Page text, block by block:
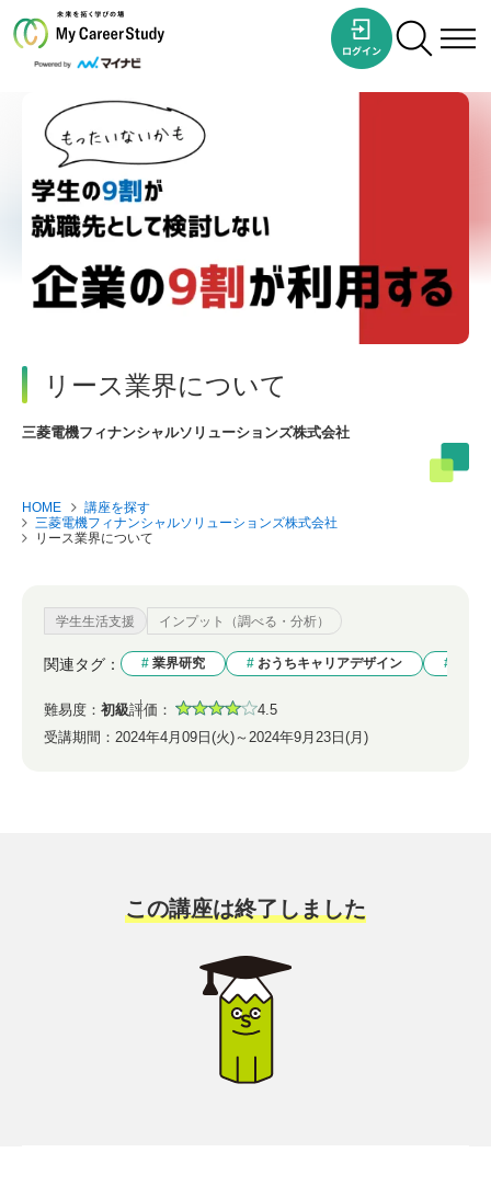
リース業界について
三菱電機フィナンシャルソリューションズ株式会社
HOME
講座を探す
三菱電機フィナンシャルソリューションズ株式会社
リース業界について
学生生活支援 インプット（調べる・分析）
関連タグ： 業界研究 おうちキャリアデザイン
難易度： 初級評価：
4.5
受講期間： 2024年4月09日(火)～2024年9月23日(月)
この講座は終了しました